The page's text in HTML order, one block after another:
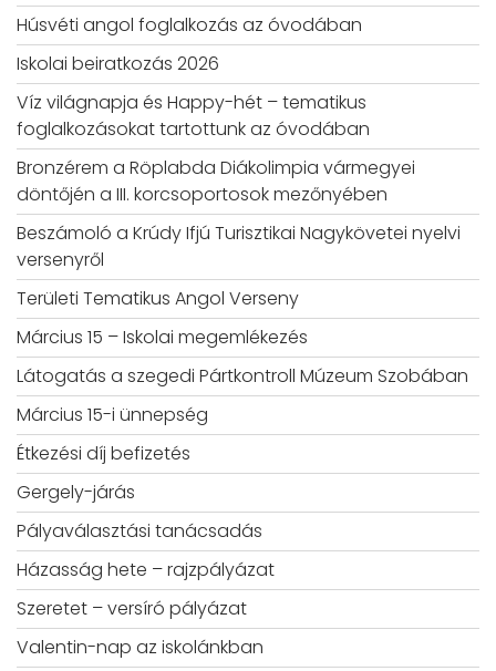
Húsvéti angol foglalkozás az óvodában
Iskolai beiratkozás 2026
Víz világnapja és Happy-hét – tematikus
foglalkozásokat tartottunk az óvodában
Bronzérem a Röplabda Diákolimpia vármegyei
döntőjén a III. korcsoportosok mezőnyében
Beszámoló a Krúdy Ifjú Turisztikai Nagykövetei nyelvi
versenyről
Területi Tematikus Angol Verseny
Március 15 – Iskolai megemlékezés
Látogatás a szegedi Pártkontroll Múzeum Szobában
Március 15-i ünnepség
Étkezési díj befizetés
Gergely-járás
Pályaválasztási tanácsadás
Házasság hete – rajzpályázat
Szeretet – versíró pályázat
Valentin-nap az iskolánkban